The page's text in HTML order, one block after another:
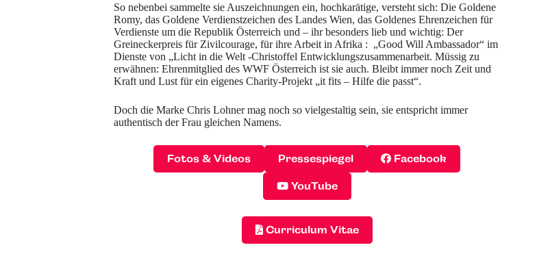
So nebenbei sammelte sie Auszeichnungen ein, hochkarätige, versteht sich: Die Goldene
Romy, das Goldene Verdienstzeichen des Landes Wien, das Goldenes Ehrenzeichen für
Verdienste um die Republik Österreich und – ihr besonders lieb und wichtig: Der
Greineckerpreis für Zivilcourage, für ihre Arbeit in Afrika : „Good Will Ambassador“ im
Dienste von „Licht in die Welt -Christoffel Entwicklungszusammenarbeit. Müssig zu
erwähnen: Ehrenmitglied des WWF Österreich ist sie auch. Bleibt immer noch Zeit und
Kraft und Lust für ein eigenes Charity-Projekt „it fits – Hilfe die passt“.
Doch die Marke Chris Lohner mag noch so vielgestaltig sein, sie entspricht immer
authentisch der Frau gleichen Namens.
Fotos & Videos Pressespiegel Facebook
YouTube
Curriculum Vitae